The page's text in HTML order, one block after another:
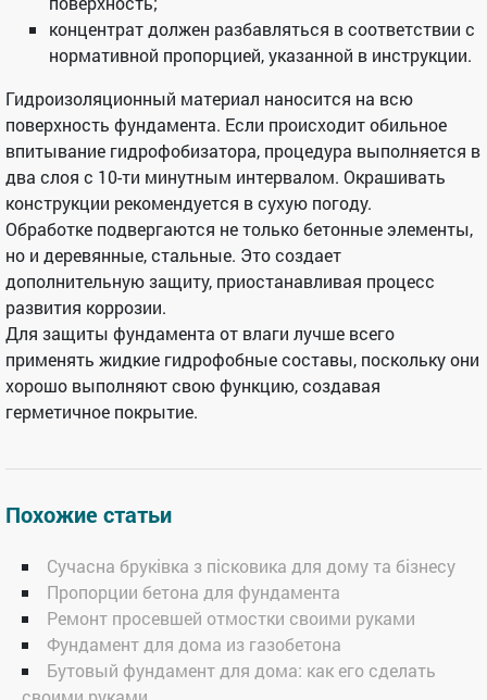
концентрат должен разбавляться в соответствии с
нормативной пропорцией, указанной в инструкции.
Гидроизоляционный материал наносится на всю
поверхность фундамента. Если происходит обильное
впитывание гидрофобизатора, процедура выполняется в
два слоя с 10-ти минутным интервалом. Окрашивать
конструкции рекомендуется в сухую погоду.
Обработке подвергаются не только бетонные элементы,
но и деревянные, стальные. Это создает
дополнительную защиту, приостанавливая процесс
развития коррозии.
Для защиты фундамента от влаги лучше всего
применять жидкие гидрофобные составы, поскольку они
хорошо выполняют свою функцию, создавая
герметичное покрытие.
Похожие статьи
Сучасна бруківка з пісковика для дому та бізнесу
Пропорции бетона для фундамента
Ремонт просевшей отмостки своими руками
Фундамент для дома из газобетона
Бутовый фундамент для дома: как его сделать